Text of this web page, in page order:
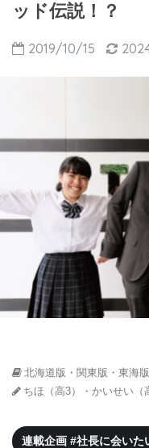
ッド伝説！？
2019/10/15
北海道版・関東版・東海
ちほ（高3）・かいせい（
連載企画 #社長に会いた